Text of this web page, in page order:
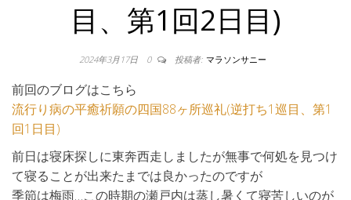
目、第1回2日目)
2024年3月17日 0 投稿者: マラソンサニー
前回のブログはこちら
流行り病の平癒祈願の四国88ヶ所巡礼(逆打ち1巡目、第1
回1日目)
前日は寝床探しに東奔西走しましたが無事で何処を見つけ
て寝ることが出来たまでは良かったのですが
季節は梅雨…この時期の瀬戸内は蒸し暑くて寝苦しいのが